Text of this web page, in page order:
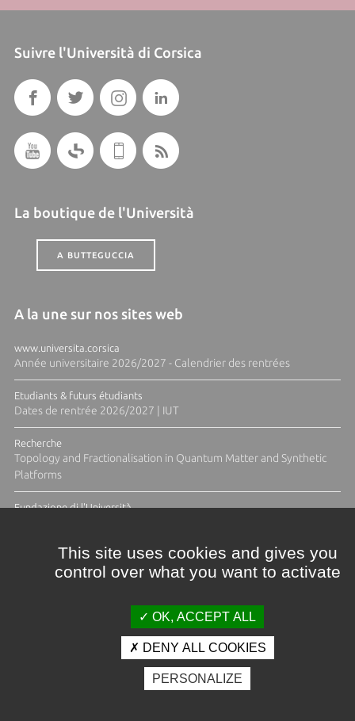
Suivre l'Università di Corsica
La boutique de l'Università
A BUTTEGUCCIA
A la une sur nos sites web
www.universita.corsica
Année universitaire 2026/2027 - Calendrier des rentrées
Etudiants & futurs étudiants
Dates de rentrée 2026/2027 | IUT
Recherche
Topology and Fractionalisation in Quantum Matter and Synthetic
Platforms
Fundazione di l'Università
Crédits et mentions légales
Espace presse
Photothèque
This site uses cookies and gives you
control over what you want to activate
OK, ACCEPT ALL
DENY ALL COOKIES
PERSONALIZE